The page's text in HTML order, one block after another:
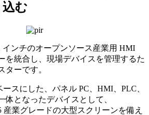
む
インチのオープンソース産業用 HMI
を統合し、現場デバイスを管理するた
ターです。
ースにした、パネル PC、HMI、PLC、
体となったデバイスとして、
産業グレードの大型スクリーンを備え